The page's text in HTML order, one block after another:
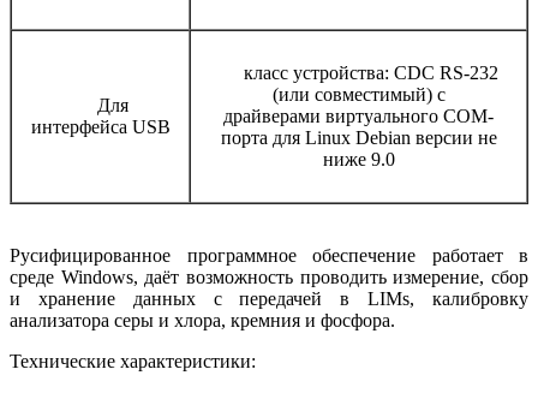
Для
интерфейса USB
класс устройства: CDC RS-232
(или совместимый) с
драйверами виртуального COM-
порта для Linux Debian версии не
ниже 9.0
Русифицированное программное обеспечение работает в
среде Windows, даёт возможность проводить измерение, сбор
и хранение данных с передачей в LIMs, калибровку
анализатора серы и хлора, кремния и фосфора.
Технические характеристики: